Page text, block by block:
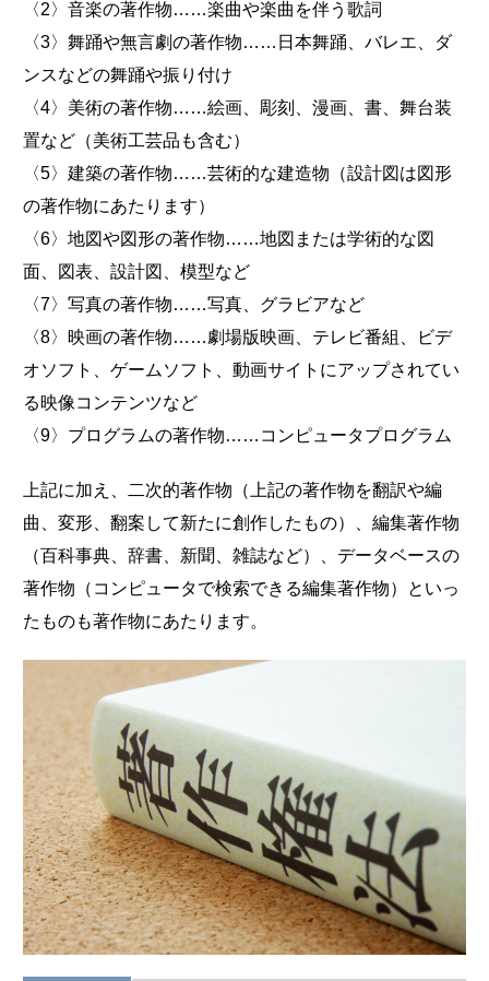
〈2〉音楽の著作物……楽曲や楽曲を伴う歌詞
〈3〉舞踊や無言劇の著作物……日本舞踊、バレエ、ダ
ンスなどの舞踊や振り付け
〈4〉美術の著作物……絵画、彫刻、漫画、書、舞台装
置など（美術工芸品も含む）
〈5〉建築の著作物……芸術的な建造物（設計図は図形
の著作物にあたります）
〈6〉地図や図形の著作物……地図または学術的な図
面、図表、設計図、模型など
〈7〉写真の著作物……写真、グラビアなど
〈8〉映画の著作物……劇場版映画、テレビ番組、ビデ
オソフト、ゲームソフト、動画サイトにアップされてい
る映像コンテンツなど
〈9〉プログラムの著作物……コンピュータプログラム
上記に加え、二次的著作物（上記の著作物を翻訳や編
曲、変形、翻案して新たに創作したもの）、編集著作物
（百科事典、辞書、新聞、雑誌など）、データベースの
著作物（コンピュータで検索できる編集著作物）といっ
たものも著作物にあたります。